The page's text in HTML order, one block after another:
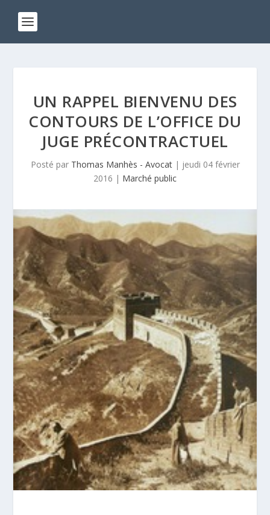
UN RAPPEL BIENVENU DES
CONTOURS DE L’OFFICE DU
JUGE PRÉCONTRACTUEL
Posté par Thomas Manhès - Avocat| jeudi 04 février
2016 | Marché public